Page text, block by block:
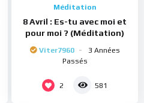
Méditation
8 Avril : Es-tu avec moi et
pour moi ? (Méditation)
Viter7960
3 Années
Passés
2 581